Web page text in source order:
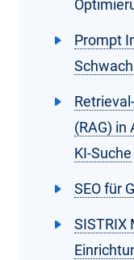
Prompt
(RAG) in
KI-Suche
SEO für
SISTRIX